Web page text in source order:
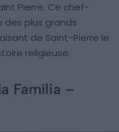
Pierre. Ce chef-
plus grands
de Saint-Pierre le
religieuse.
Família –